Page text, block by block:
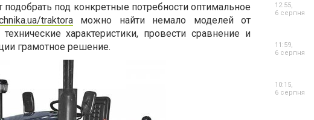
под конкретные потребности оптимальное
traktoraможно найти немало моделей от
характеристики, провести сравнение и
грамотное решение.
12:55,
6 серпня
11:59,
6 серпня
10:15,
6 серпня